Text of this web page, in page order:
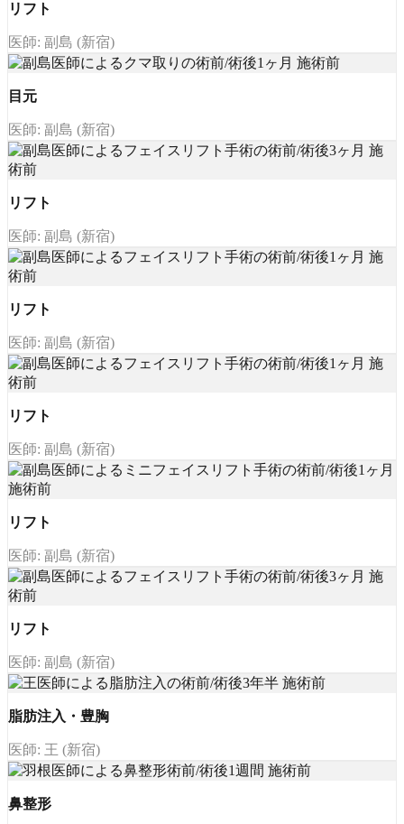
リフト
医師: 副島 (新宿)
目元
医師: 副島 (新宿)
リフト
医師: 副島 (新宿)
リフト
医師: 副島 (新宿)
リフト
医師: 副島 (新宿)
リフト
医師: 副島 (新宿)
リフト
医師: 副島 (新宿)
脂肪注入・豊胸
医師: 王 (新宿)
鼻整形